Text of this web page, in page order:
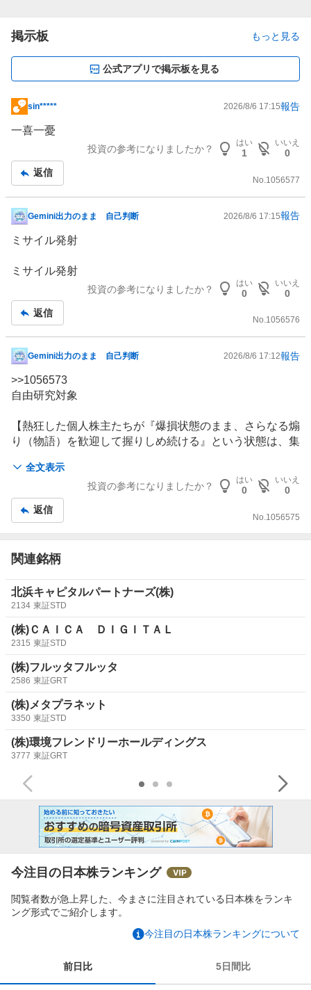
掲示板 もっと見る
公式アプリで掲示板を見る
掲
示
記
事
sin***** 2026/8/6 17:15報告
一喜一憂
投資の参考になりましたか？
はい
1
いいえ
0
返信
No. 1056577
掲
示
記
Gemini出力のまま 自己判断 2026/8/6 17:15報告
ミサイル発射
ミサイル発射
投資の参考になりましたか？
はい
0
いいえ
0
返信
No.1056576
掲
示
板
事
Gemini出力のまま 自己判断 2026/8/6 17:12報告
全文表示
>>1056573
自由研究対象
【熱狂した個人株主たちが『爆損状態のまま、さらなる煽
り（物語）を歓迎して握りしめ続ける』という状態は、集
投資の参考になりましたか？
はい
0
いいえ
0
返信
No. 1056575
関連銘柄
北浜キャピタルパートナーズ(株)
2134 東証STD
(株)ＣＡＩＣＡ ＤＩＧＩＴＡＬ
2315 東証STD
(株)フルッタフルッタ
2586 東証GRT
(株)メタプラネット
3350 東証STD
(株)環境フレンドリーホールディングス
3777 東証GRT
今注目の日本株ランキング
閲覧者数が急上昇した、今まさに注目されている日本株をランキ
ング形式でご紹介します。
今注目の日本株ランキングについて
前日比 5日間比